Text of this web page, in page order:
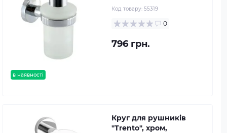
в наявності
Код товару: 55319
0
796 грн.
Круг для рушників
"Trento", хром,